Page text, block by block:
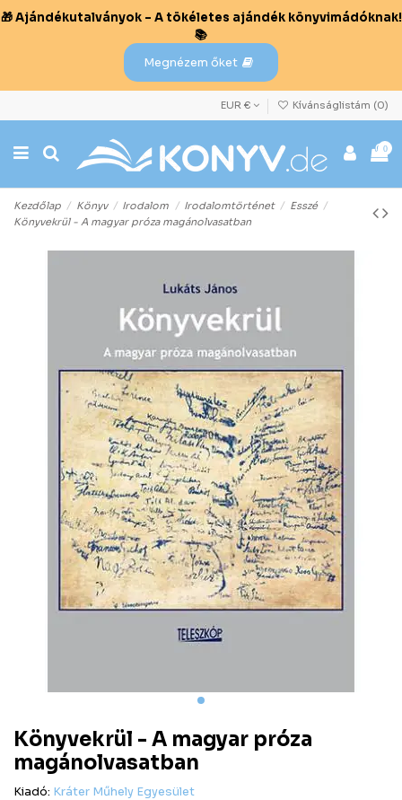
🎁 Ajándékutalványok – A tökéletes ajándék könyvimádóknak!
📚
Megnézem őket
EUR € Kívánságlistám (0)
0
Kezdőlap Könyv Irodalom Irodalomtörténet
Esszé
Könyvekrül - A magyar próza magánolvasatban
Könyvekrül - A magyar próza
magánolvasatban
Kiadó: Kráter Műhely Egyesület